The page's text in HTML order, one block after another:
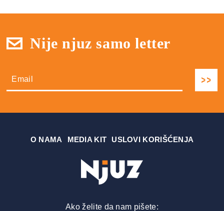
Nije njuz samo letter
О NAMA MEDIA KIT USLOVI KORIŠĆENJA
Ako želite da nam pišete: